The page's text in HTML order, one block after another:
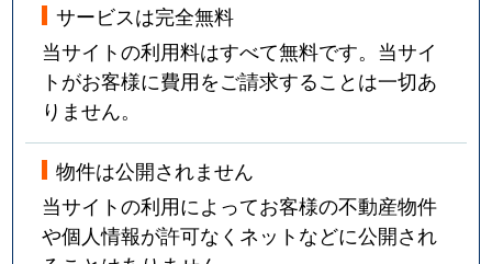
サービスは完全無料
当サイトの利用料はすべて無料です。当サイ
トがお客様に費用をご請求することは一切あ
りません。
物件は公開されません
当サイトの利用によってお客様の不動産物件
や個人情報が許可なくネットなどに公開され